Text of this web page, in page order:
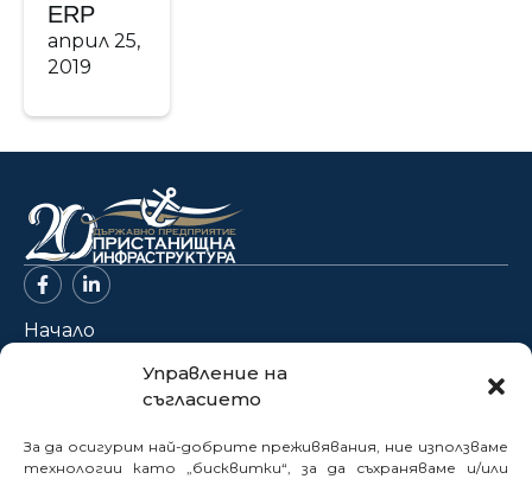
Управление на
съгласието
За да осигурим най-добрите преживявания, ние използваме
технологии като „бисквитки“, за да съхраняваме и/или
ERP
април 25,
2019
Начало
Новини
Нормативна база